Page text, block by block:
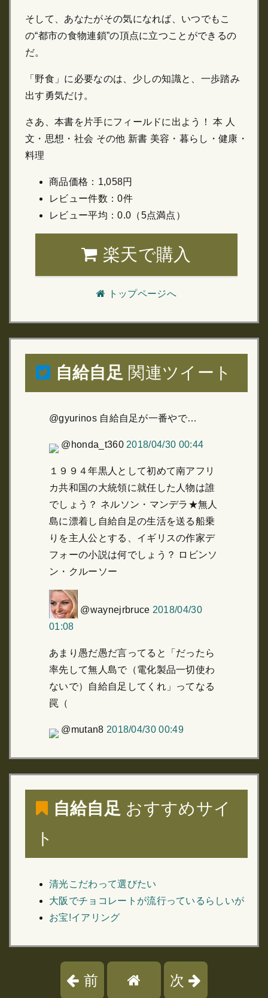
そして、あなたがその気になれば、いつでもこ
の“都市の食物連鎖”の頂点に立つことができるの
だ。
「野食」に必要なのは、少しの知識と、一歩踏み
出す勇気だけ。
さあ、本書を片手にフィールドに出よう！ 本 人
文・思想・社会 その他 新書 美容・暮らし・健康・
料理
商品価格：1,058円
レビュー件数：0件
レビュー平均：0.0（5点満点）
楽天で購入
トップページへ
自給自足 関連ツイート
@gyurinos 自給自足が一番やで…
@honda_t360 2018/04/30 00:44
１９９４年黒人として初めて南アフリ
カ共和国の大統領に就任した人物は誰
でしょう？ ネルソン・マンデラ★無人
島に漂着し自給自足の生活を送る船乗
りを主人公とする、イギリスの作家デ
フォーの小説は何でしょう？ ロビンソ
ン・クルーソー
@waynejrbruce 2018/04/30
01:08
あまり愚だ愚だ言ってると「だったら
率先して無人島で（電化製品一切使わ
ないで）自給自足してくれ」ってなる
罠（
@mutan8 2018/04/30 00:49
自給自足 おすすめサイ
ト
清光こだわって選びたい
大阪でチョコレートが流行っているらしいが
お宝!イアリング
前 次